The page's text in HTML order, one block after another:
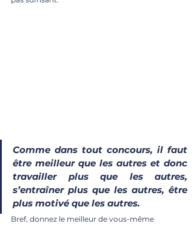
Comme dans tout concours, il faut
être meilleur que les autres et donc
travailler plus que les autres,
s’entraîner plus que les autres, être
plus motivé que les autres.
Bref, donnez le meilleur de vous-même